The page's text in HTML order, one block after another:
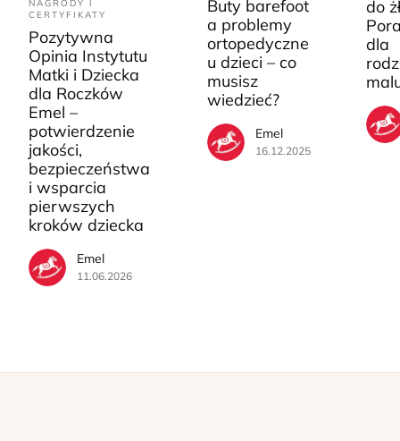
NAGRODY I
CERTYFIKATY
Pozytywna
Opinia Instytutu
Matki i Dziecka
dla Roczków
Emel –
potwierdzenie
jakości,
bezpieczeństwa
i wsparcia
pierwszych
kroków dziecka
Emel
11.06.2026
Buty barefoot
a problemy
ortopedyczne
u dzieci – co
musisz
wiedzieć?
Emel
16.12.2025
do
dla